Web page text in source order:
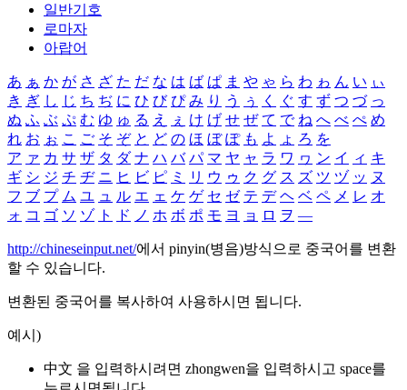
일반기호
로마자
아랍어
あ ぁ か が さ ざ た だ な は ば ぱ ま や ゃ ら わ ゎ ん い ぃ
き ぎ し じ ち ぢ に ひ び ぴ み り う ぅ く ぐ す ず つ づ っ
ぬ ふ ぶ ぷ む ゆ ゅ る え ぇ け げ せ ぜ て で ね へ べ ぺ め
れ お ぉ こ ご そ ぞ と ど の ほ ぼ ぽ も よ ょ ろ を
ア ァ カ サ ザ タ ダ ナ ハ バ パ マ ヤ ャ ラ ワ ヮ ン イ ィ キ
ギ シ ジ チ ヂ ニ ヒ ビ ピ ミ リ ウ ゥ ク グ ス ズ ツ ヅ ッ ヌ
フ ブ プ ム ユ ュ ル エ ェ ケ ゲ セ ゼ テ デ ヘ ベ ペ メ レ オ
ォ コ ゴ ソ ゾ ト ド ノ ホ ボ ポ モ ヨ ョ ロ ヲ ―
http://chineseinput.net/에서 pinyin(병음)방식으로 중국어를 변환
할 수 있습니다.
변환된 중국어를 복사하여 사용하시면 됩니다.
예시)
中文 을 입력하시려면 zhongwen을 입력하시고 space를